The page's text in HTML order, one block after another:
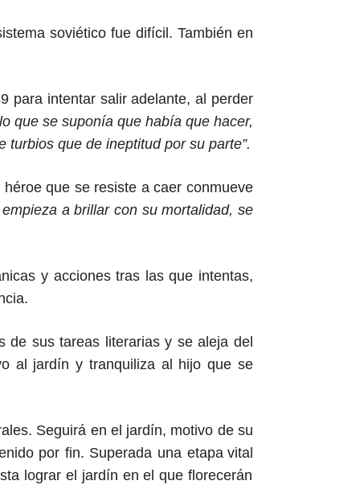
soviético fue difícil. También en
para intentar salir adelante, al perder
que se suponía que había que hacer,
que de ineptitud por su parte”.
que se resiste a caer conmueve
a brillar con su mortalidad, se
y acciones tras las que intentas,
de sus tareas literarias y se aleja del
al jardín y tranquiliza al hijo quese
Seguirá en el jardín, motivo de su
por fin. Superada una etapa vital
lograrel jardín en el queflorecerán